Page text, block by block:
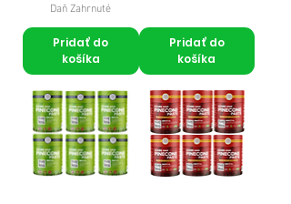
Daň Zahrnuté
Pridať do
košíka
Pridať do
košíka